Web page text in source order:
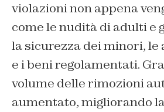
violazioni non appena
come le nudità di adulti e
la sicurezza dei minori,
e i beni regolamentati.
volume delle rimozioni
aumentato, migliorando